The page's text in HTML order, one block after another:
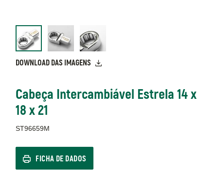
DOWNLOAD DAS IMAGENS
Cabeça Intercambiável Estrela 14 x
18 x 21
ST96659M
FICHA DE DADOS